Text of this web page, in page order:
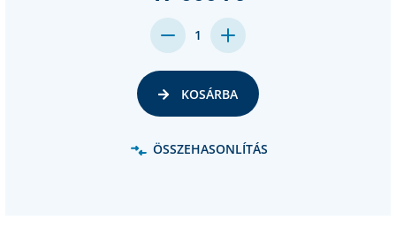
DECREASE
QUANTITY:
1
INCREASE
QUANTITY:
KOSÁRBA
ÖSSZEHASONLÍTÁS